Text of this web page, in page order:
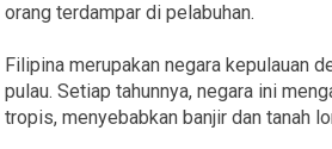
orang terdampar di pelabuhan.
Filipina merupakan negara kepulauan
pulau. Setiap tahunnya, negara ini
tropis, menyebabkan banjir dan tanah